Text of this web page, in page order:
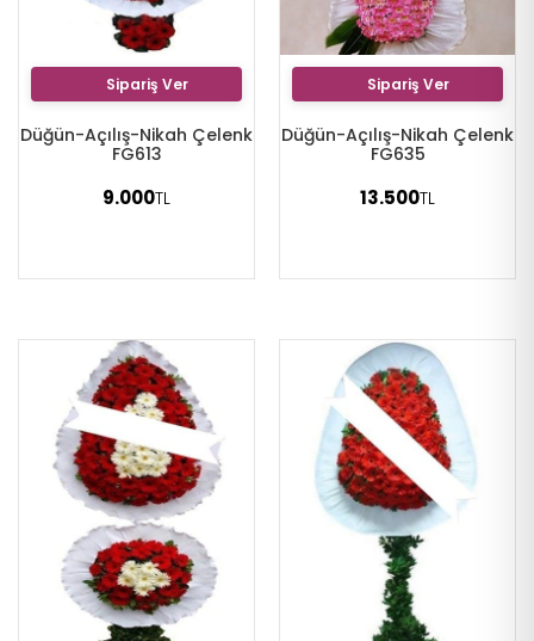
Sipariş Ver
Düğün-Açılış-Nikah Çelenk
FG613
9.000TL
Sipariş Ver
Düğün-Açılış-Nikah Çelenk
FG635
13.500TL